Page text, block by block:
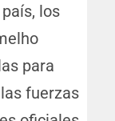
los
para
fuerzas